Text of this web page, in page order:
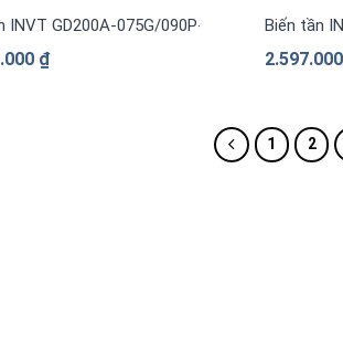
INVT GD200A-075G/090P-4 3 pha 380V
₫
Biến tần
2.597.000
1 2